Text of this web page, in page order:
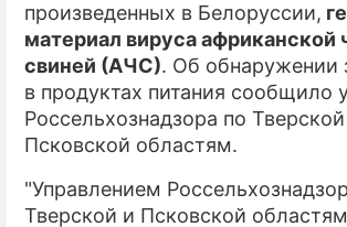
ИГРЫ
О
произведенных в Белоруссии,
материал вируса африканской
свиней (АЧС). Об обнаружении
в продуктах питания сообщило
Россельхознадзора по
Псковской областям.
"Управлением
Тверской и Псковской